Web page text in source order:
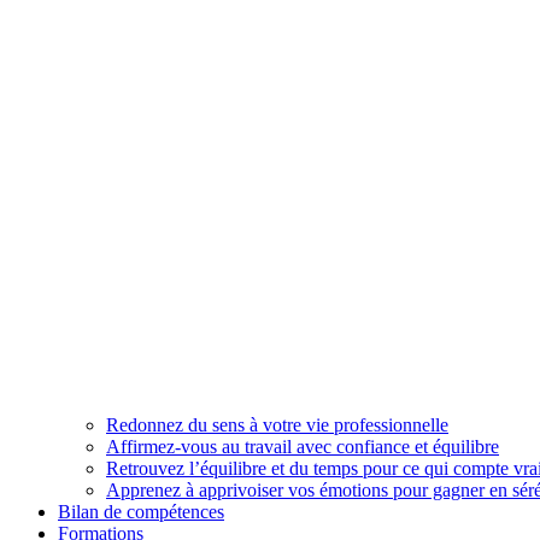
Redonnez du sens à votre vie professionnelle
Affirmez-vous au travail avec confiance et équilibre
Retrouvez l’équilibre et du temps pour ce qui compte
Apprenez à apprivoiser vos émotions pour gagner en
Bilan de compétences
Formations